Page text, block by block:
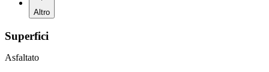
Altro
Superfici
Asfaltato